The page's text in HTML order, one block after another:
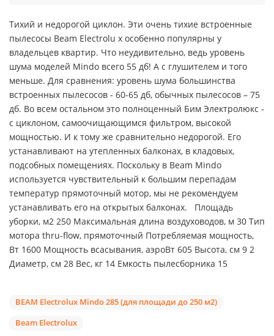
Тихий и недорогой циклон. Эти очень тихие встроенные
пылесосы Beam Electrolu x особенно популярны у
владельцев квартир. Что неудивительно, ведь уровень
шума моделей Mindo всего 55 дб! А с глушителем и того
меньше. Для сравнения: уровень шума большинства
встроенных пылесосов - 60-65 дб, обычных пылесосов – 75
дб. Во всем остальном это полноценный Бим Электролюкс -
с циклоном, самоочищающимся фильтром, высокой
мощностью. И к тому же сравнительно недорогой. Его
устанавливают на утепленных балконах, в кладовых,
подсобных помещениях. Поскольку в Beam Mindo
используется чувствительный к большим перепадам
температур прямоточный мотор, мы не рекомендуем
устанавливать его на открытых балконах. Площадь
уборки, м2 250 Максимальная длина воздуховодов, м 30 Тип
мотора thru-flow, прямоточный Потребляемая мощность,
Вт 1600 Мощность всасывания, аэроВт 605 Высота, см 9 2
Диаметр, см 28 Вес, кг 14 Емкость пылесборника 15
BEAM Electrolux Mindo 285 (для площади до 250 м2)
Beam Electrolux